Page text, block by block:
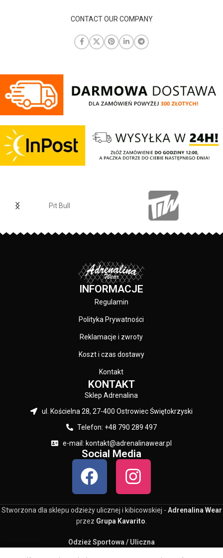
CONTACT OUR COMPANY
Pit Bull
INFORMACJE
Regulamin
Polityka Prywatności
Reklamacje i zwroty
Koszt i czas dostawy
Kontakt
KONTAKT
Sklep Adrenalina
ul. Kościelna 28, 27-400 Ostrowiec Świętokrzyski
Telefon: +48 790 289 497
e-mail: kontakt@adrenalinawear.pl
Social Media
Stworzona dla sklepu odzieży ulicznej i kibicowskiej - Adrenalina Wear
przez Grupa Kavarito
Odzież Sportowa / Uliczna